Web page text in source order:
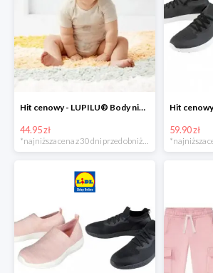
Hit cenowy - LUPILU® Body niemowlęce z biobawełny, z krótkim rękawem, 5 sztuk
44.95 zł
*najniższa cena z 30 dni przed obniżką
59.90 zł